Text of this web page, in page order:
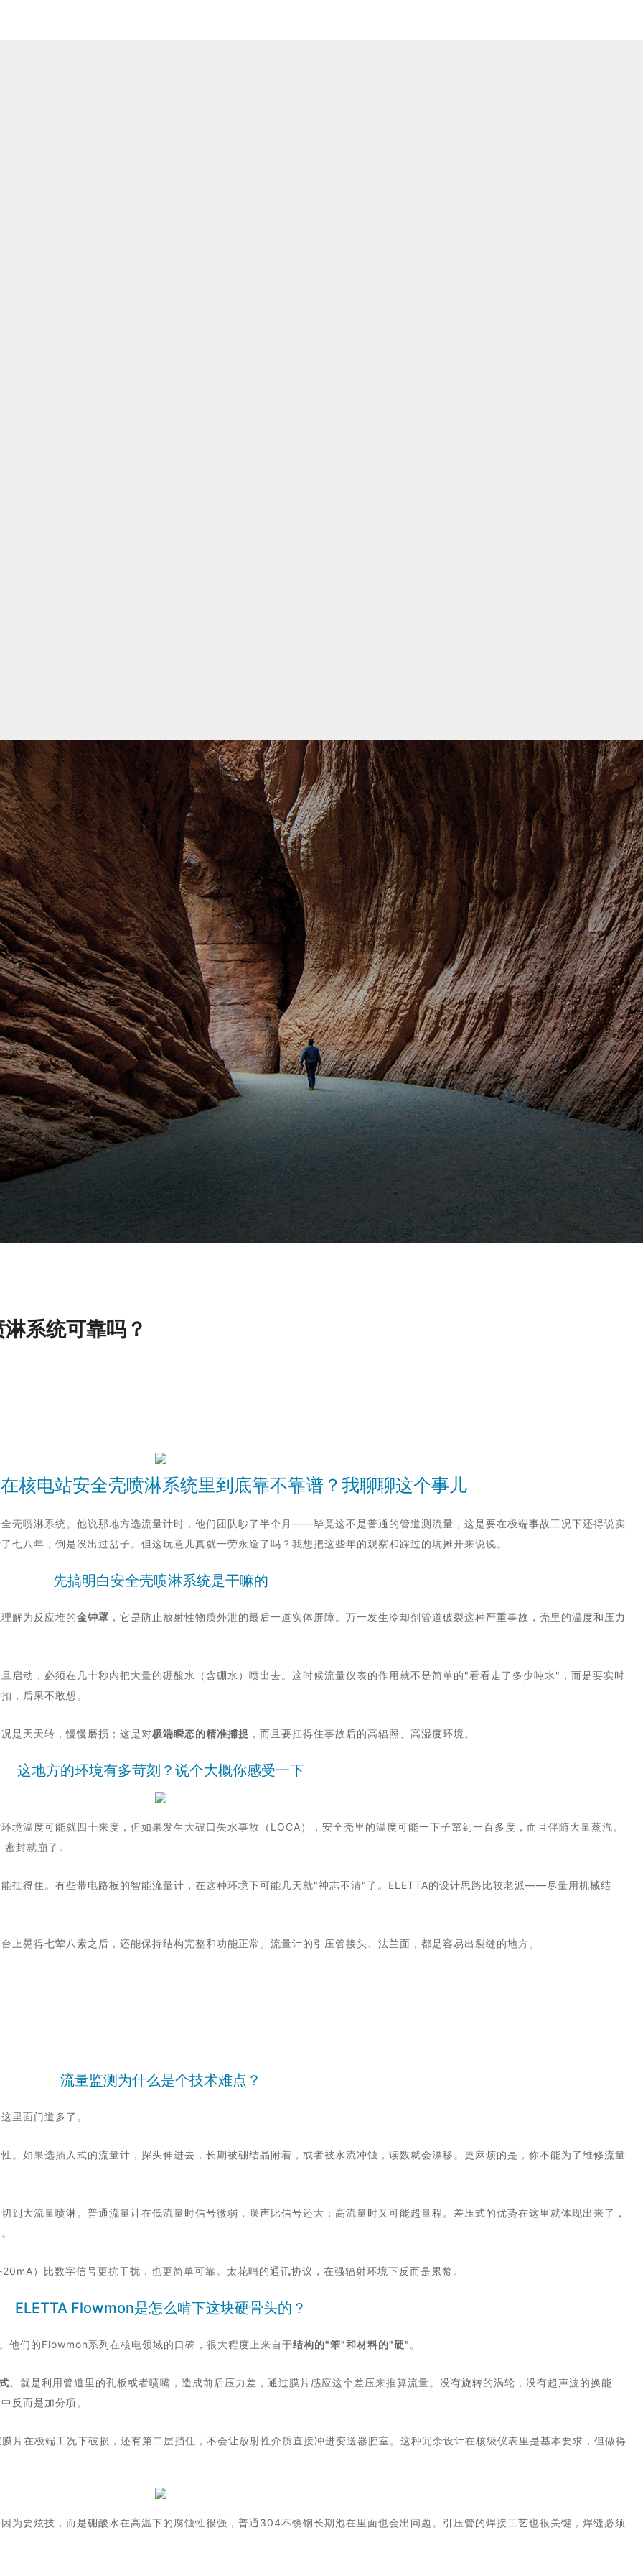
系统可靠吗？
在核电站安全壳喷淋系统里到底靠不靠谱？我聊聊这个事儿
壳喷淋系统。他说那地方选流量计时，他们团队吵了半个月——毕竟这不是普通的管道测流量，这是要在极端事故工况下还得说实
八年，倒是没出过岔子。但这玩意儿真就一劳永逸了吗？我想把这些年的观察和踩过的坑摊开来说说。
先搞明白安全壳喷淋系统是干嘛的
解为反应堆的金钟罩 ，它是防止放射性物质外泄的最后一道实体屏障。万一发生冷却剂管道破裂这种严重事故，壳里的温度和压力
启动，必须在几十秒内把大量的硼酸水（含硼水）喷出去。这时候流量仪表的作用就不是简单的"看看走了多少吨水"，而是要实时
，后果不敢想。
是天天转，慢慢磨损；这是对极端瞬态的精准捕捉 ，而且要扛得住事故后的高辐照、高湿度环境。
这地方的环境有多苛刻？说个大概你感受一下
境温度可能就四十来度，但如果发生大破口失水事故（LOCA），安全壳里的温度可能一下子窜到一百多度，而且伴随大量蒸汽。
封就崩了。
扛得住。有些带电路板的智能流量计，在这种环境下可能几天就"神志不清"了。ELETTA的设计思路比较老派——尽量用机械结
上晃得七荤八素之后，还能保持结构完整和功能正常。流量计的引压管接头、法兰面，都是容易出裂缝的地方。
流量监测为什么是个技术难点？
里面门道多了。
。如果选插入式的流量计，探头伸进去，长期被硼结晶附着，或者被水流冲蚀，读数就会漂移。更麻烦的是，你不能为了维修流量
到大流量喷淋。普通流量计在低流量时信号微弱，噪声比信号还大；高流量时又可能超量程。差压式的优势在这里就体现出来了，
）比数字信号更抗干扰，也更简单可靠。太花哨的通讯协议，在强辐射环境下反而是累赘。
ELETTA Flowmon是怎么啃下这块硬骨头的？
他们的Flowmon系列在核电领域的口碑，很大程度上来自于结构的"笨"和材料的"硬"。
。就是利用管道里的孔板或者喷嘴，造成前后压力差，通过膜片感应这个差压来推算流量。没有旋转的涡轮，没有超声波的换能
反而是加分项。
片在极端工况下破损，还有第二层挡住，不会让放射性介质直接冲进变送器腔室。这种冗余设计在核级仪表里是基本要求，但做得
为要炫技，而是硼酸水在高温下的腐蚀性很强，普通304不锈钢长期泡在里面也会出问题。引压管的焊接工艺也很关键，焊缝必须